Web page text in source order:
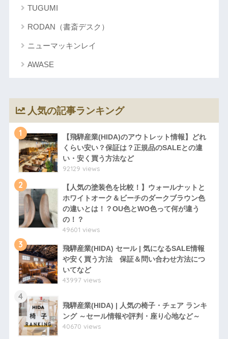
TUGUMI
RODAN（書斎デスク）
ニューマッキンレイ
AWASE
人気の記事ランキング
1
【飛騨産業(HIDA)のアウトレット情報】どれ
くらい安い？保証は？正規品のSALEとの違
い・安く買う方法など
92129 views
2
【人気の塗装色を比較！】ウォールナットと
ホワイトオーク＆ビーチのダークブラウン色
の違いとは！？OU色とWO色って何が違う
の！？
49601 views
3
飛騨産業(HIDA) セール | 気になるSALE情報
や安く買う方法 保証＆問い合わせ方法につ
いてなど
43997 views
4
飛騨産業(HIDA) | 人気の椅子・チェア ランキ
ング ～セール情報や評判・座り心地など～
40670 views